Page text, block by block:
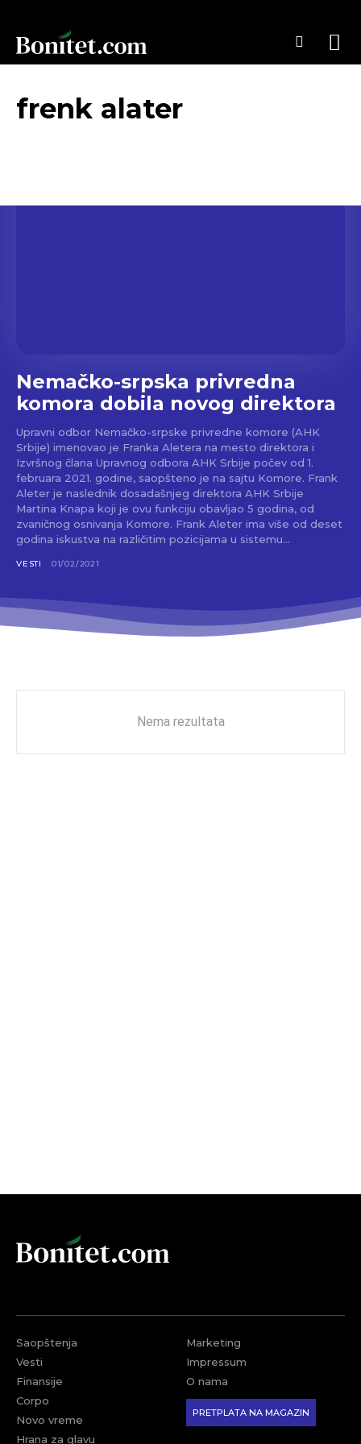
frenk alater
Nemačko-srpska privredna
komora dobila novog direktora
Upravni odbor Nemačko-srpske privredne komore (AHK
Srbije) imenovao je Franka Aletera na mesto direktora i
Izvršnog člana Upravnog odbora AHK Srbije počev od 1.
februara 2021. godine, saopšteno je na sajtu Komore. Frank
Aleter je naslednik dosadašnjeg direktora AHK Srbije
Martina Knapa koji je ovu funkciju obavljao 5 godina, od
zvaničnog osnivanja Komore. Frank Aleter ima više od deset
godina iskustva na različitim pozicijama u sistemu...
VESTI 01/02/2021
Nema rezultata
Saopštenja
Vesti
Finansije
Corpo
Novo vreme
Hrana za glavu
Marketing
Impressum
O nama
PRETPLATA NA MAGAZIN